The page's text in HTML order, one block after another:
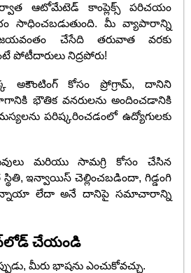
ఆటోమేటెడ్ కాంప్లెక్స్ పరిచయం
సాధించబడుతుంది. మీ వ్యాపారాన్ని
చేసేది తరువాత వరకు
పోటీదారులు నిద్రపోరు!
అకౌంటింగ్ కోసం ప్రోగ్రామ్, దానిని
భౌతిక వనరులను అందించడానికి
పరిష్కరించడంలో ఉద్యోగులకు
మరియు సామగ్రి కోసం చేసిన
స్థితి, ఇన్వాయిస్ చెల్లించబడిందా, గిడ్డంగి
లేదా అనే దానిపై సమాచారాన్ని
చేయండి
మీరు భాషను ఎంచుకోవచ్చు.